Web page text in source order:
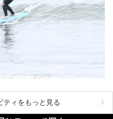
ティをもっと見る